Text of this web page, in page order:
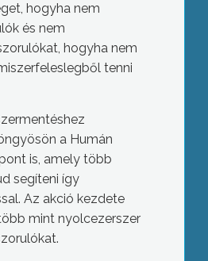
hogyha nem
és nem
hogyha nem
tenni
a Humán
is, amely több
segíteni így
Az akció kezdete
mint nyolcezerszer